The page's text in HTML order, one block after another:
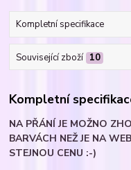
Kompletní specifikace
Související zboží 10
Kompletní
NA PŘÁNÍ JE MOŽNO
BARVÁCH NEŽ JE NA
STEJNOU CENU :-)